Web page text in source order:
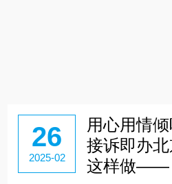
26
2025-02
用心用情倾
接诉即办
这样做——